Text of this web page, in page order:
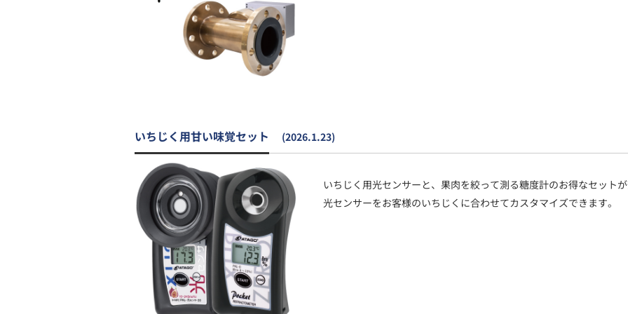
いちじく用甘い味覚セット (2026.1.23)
いちじく用光センサーと、果肉を絞って測る糖度計のお得なセット
光センサーをお客様のいちじくに合わせてカスタマイズできます。